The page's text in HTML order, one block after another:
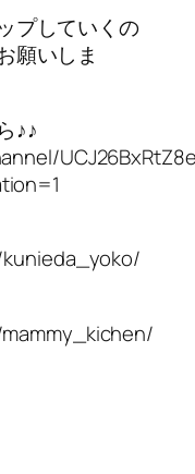
プしていくの
願いしま
♪♪